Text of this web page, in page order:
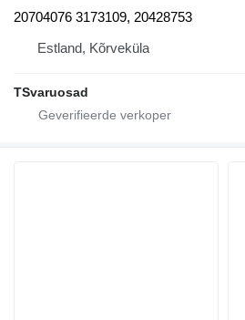
20704076 3173109, 20428753
Estland, Kõrveküla
TSvaruosad